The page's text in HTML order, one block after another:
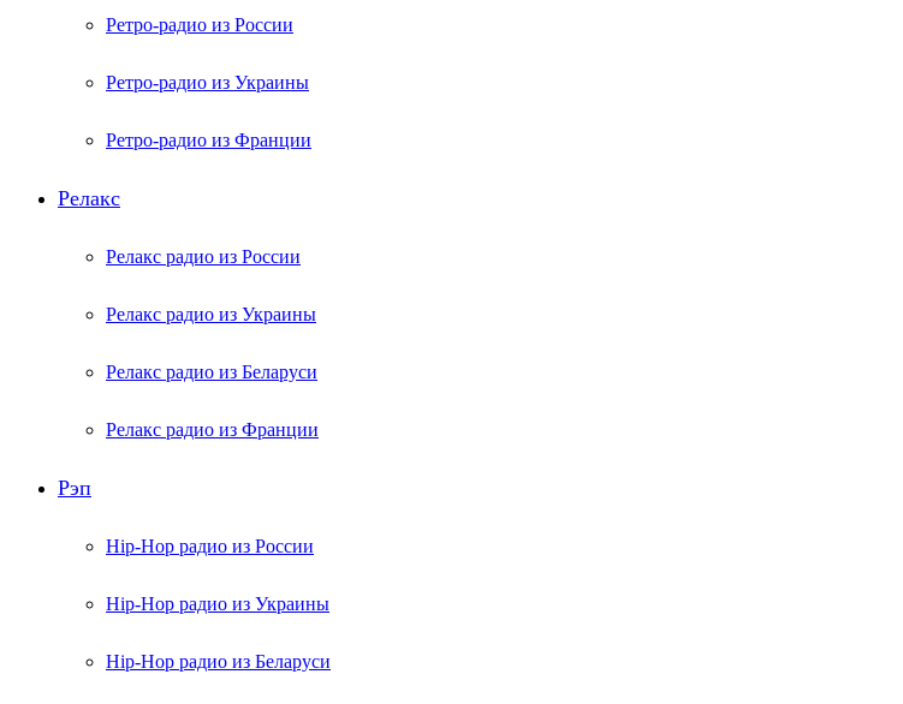
Ретро-радио из России
Ретро-радио из Украины
Ретро-радио из Франции
Релакс
Релакс радио из России
Релакс радио из Украины
Релакс радио из Беларуси
Релакс радио из Франции
Рэп
Hip-Hop радио из России
Hip-Hop радио из Украины
Hip-Hop радио из Беларуси